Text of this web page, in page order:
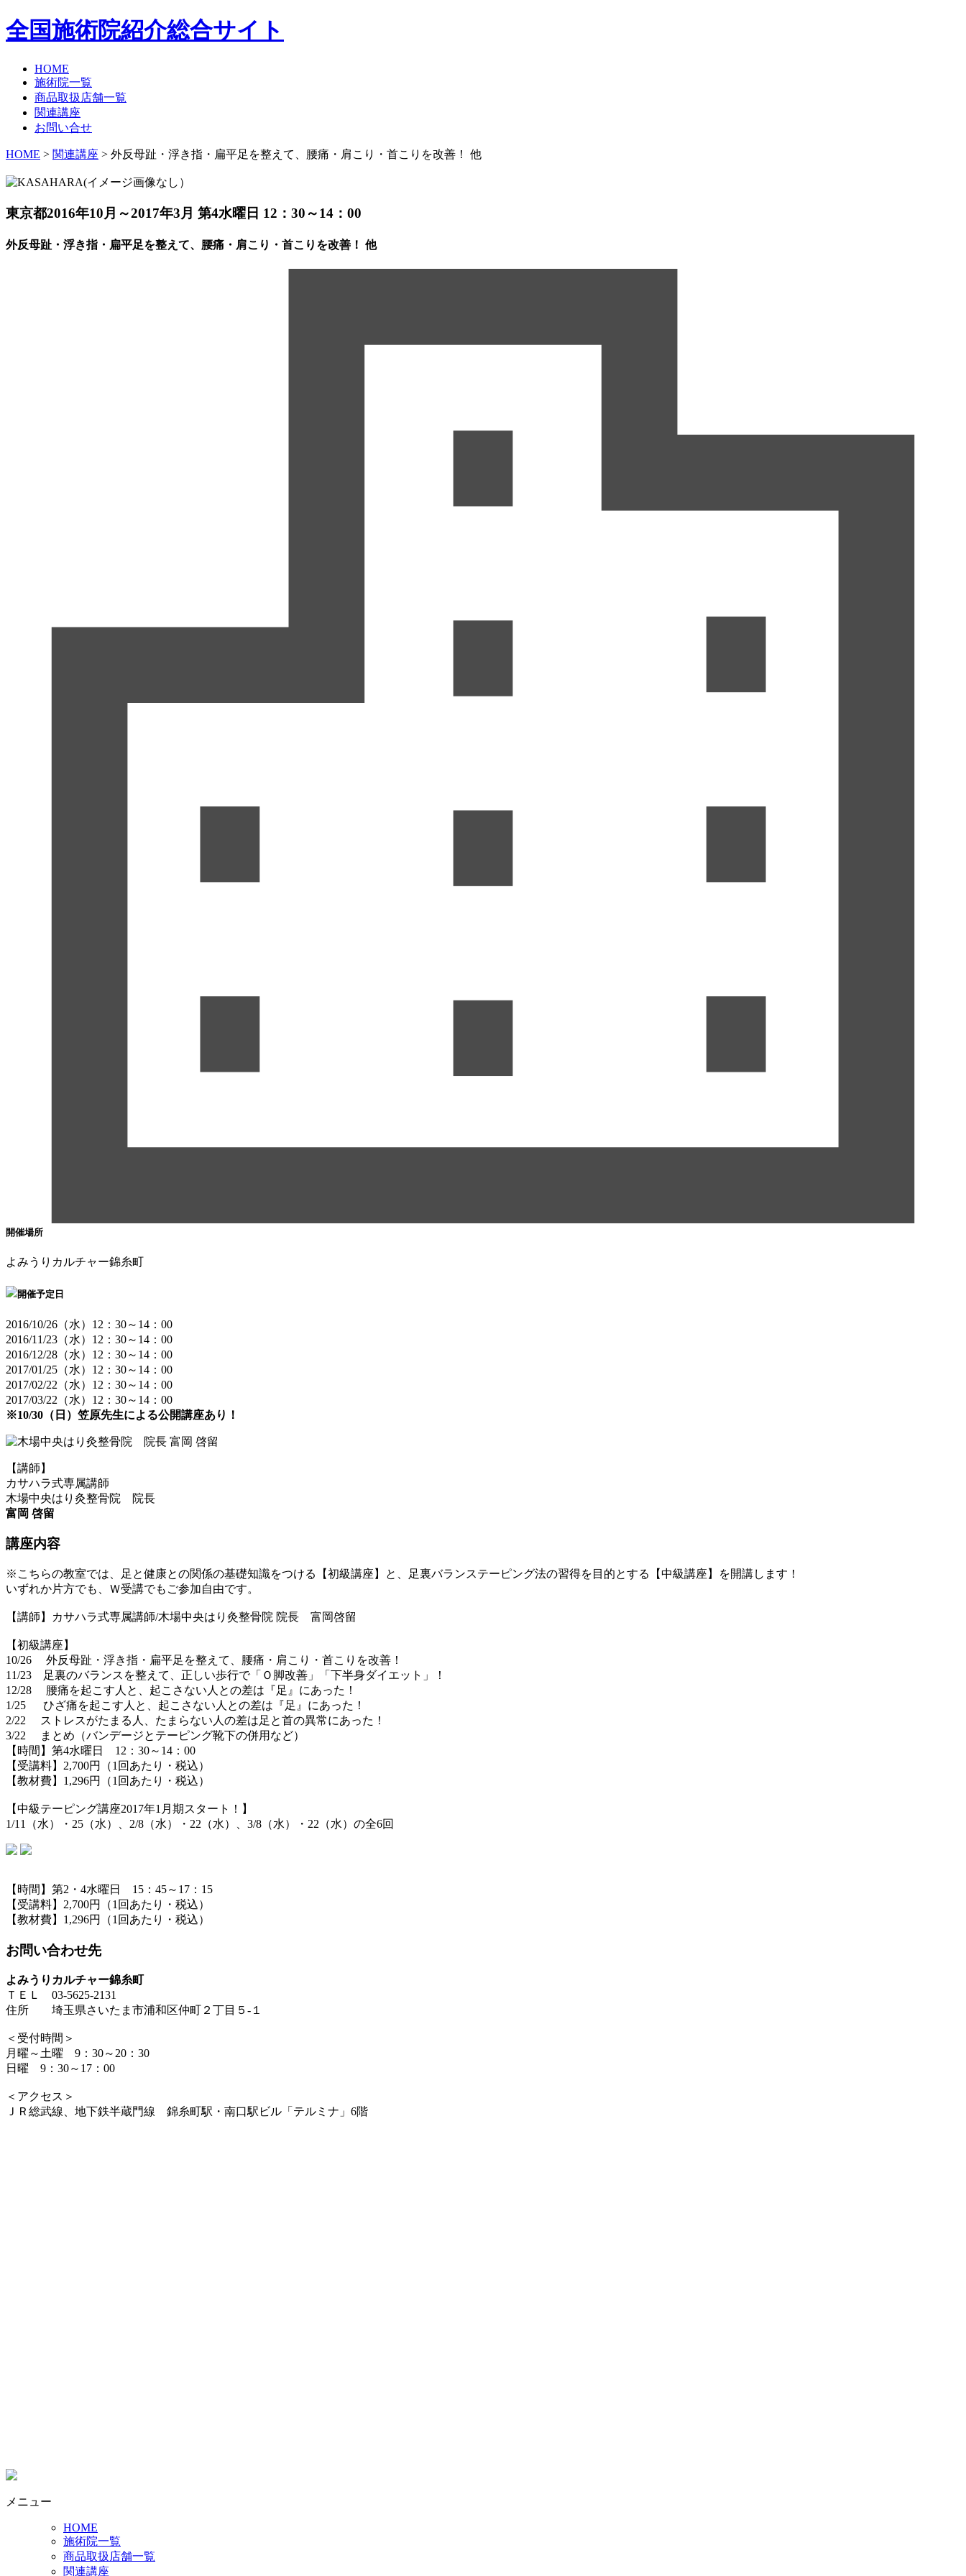
全国施術院紹介総合サイト
HOME
施術院一覧
商品取扱店舗一覧
関連講座
お問い合せ
HOME > 関連講座 > 外反母趾・浮き指・扁平足を整えて、腰痛・肩こり・首こりを改善！ 他
東京都2016年10月～2017年3月 第4水曜日 12：30～14：00
外反母趾・浮き指・扁平足を整えて、腰痛・肩こり・首こりを改善！ 他
開催場所
よみうりカルチャー錦糸町
開催予定日
2016/10/26（水）12：30～14：00
2016/11/23（水）12：30～14：00
2016/12/28（水）12：30～14：00
2017/01/25（水）12：30～14：00
2017/02/22（水）12：30～14：00
2017/03/22（水）12：30～14：00
※10/30（日）笠原先生による公開講座あり！
【講師】
カサハラ式専属講師
木場中央はり灸整骨院 院長
富岡 啓留
講座内容
※こちらの教室では、足と健康との関係の基礎知識をつける【初級講座】と、足裏バランステーピング法の習得を目的とする【中級講座】を開講します！
いずれか片方でも、Ｗ受講でもご参加自由です。
【講師】カサハラ式専属講師/木場中央はり灸整骨院 院長 富岡啓留
【初級講座】
10/26 外反母趾・浮き指・扁平足を整えて、腰痛・肩こり・首こりを改善！
11/23 足裏のバランスを整えて、正しい歩行で「Ｏ脚改善」「下半身ダイエット」！
12/28 腰痛を起こす人と、起こさない人との差は『足』にあった！
1/25 ひざ痛を起こす人と、起こさない人との差は『足』にあった！
2/22 ストレスがたまる人、たまらない人の差は足と首の異常にあった！
3/22 まとめ（バンデージとテーピング靴下の併用など）
【時間】第4水曜日 12：30～14：00
【受講料】2,700円（1回あたり・税込）
【教材費】1,296円（1回あたり・税込）
【中級テーピング講座2017年1月期スタート！】
1/11（水）・25（水）、2/8（水）・22（水）、3/8（水）・22（水）の全6回
【時間】第2・4水曜日 15：45～17：15
【受講料】2,700円（1回あたり・税込）
【教材費】1,296円（1回あたり・税込）
お問い合わせ先
よみうりカルチャー錦糸町
ＴＥＬ 03-5625-2131
住所 埼玉県さいたま市浦和区仲町２丁目５-１
＜受付時間＞
月曜～土曜 9：30～20：30
日曜 9：30～17：00
＜アクセス＞
ＪＲ総武線、地下鉄半蔵門線 錦糸町駅・南口駅ビル「テルミナ」6階
メニュー
HOME
施術院一覧
商品取扱店舗一覧
関連講座